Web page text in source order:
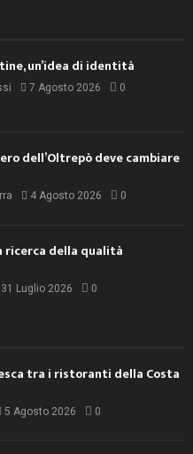
un’idea di identità
7 Agosto 2026 0
dell’Oltrepò deve cambiare
4 Agosto 2026 0
ricerca della qualità
31 Luglio 2026 0
tra i ristoranti della Costa
5 Agosto 2026 0